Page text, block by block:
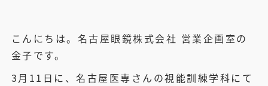
こんにちは。名古屋眼鏡株式会社 営業企画室の
金子です。
3月11日に、名古屋医専さんの視能訓練学科にて